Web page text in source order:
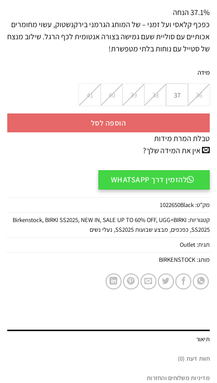
היה:
₪700.
₪440.
37.1% הנחה
כפכף קלאסי ועל זמני – של המותג הגרמני בירקנשטוק, עשוי מחומרים
אכותיים עם סוליית שעם גמישה בצורה אנטומית לכף הרגל. שילוב מנצח
של סטייל עם נוחות בלתי מטפשרת!
מידה
36
37
38
39
40
41
הוספה לסל
טבלת המרת מידות
אין את המידה שלך?
להזמין דרך WHATSAPP
מק"ט: 1022650Black
קטגוריות:
Birkenstock, BIRKI SS2025, NEW IN,SALE UP TO 60% OFF, UGG+BIRKI
SS2025
, כפכפים, מבצע שבועות SS2025 , נעלי נשים
תגית: Outlet
מותג: BIRKENSTOCK
תיאור
חוות דעת (0)
מדיניות משלוחים והחזרות